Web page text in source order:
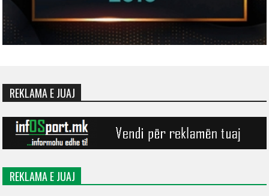
REKLAMA E JUAJ
REKLAMA E JUAJ